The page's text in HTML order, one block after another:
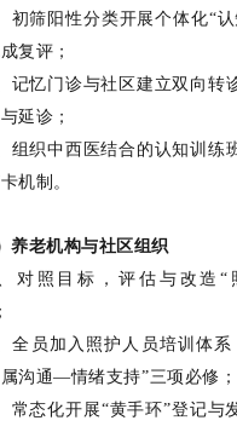
初筛阳性分类开展个体化“认
复评；
记忆门诊与社区建立双向转
延诊；
组织中西医结合的认知训练
机制。
养老机构与社区组织
对照目标，评估与改造“
全员加入照护人员培训体系
沟通—情绪支持”三项必修；
常态化开展“黄手环”登记与